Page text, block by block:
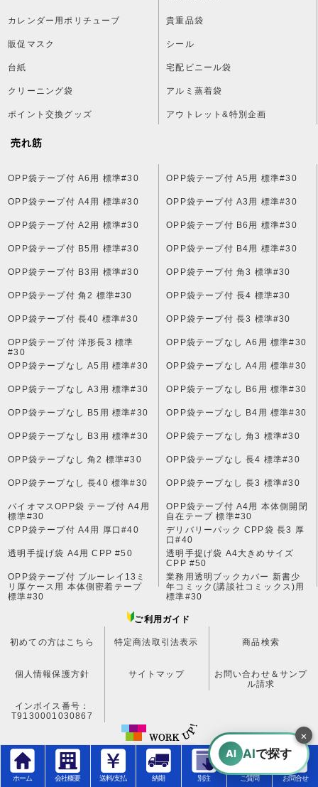
ホーム 会社概要 送料/支払 納期 別注 ご質問 お問合せ
カレンダー用ポリチューブ 貴重品袋
販促マスク シール
台紙 宅配ビニール袋
クリーニング袋 アルミ蒸着袋
ポイント交換グッズ アウトレット&特別企画
売れ筋
OPP袋テープ付 A6用 標準#30 OPP袋テープ付 A5用 標準#30
OPP袋テープ付 A4用 標準#30 OPP袋テープ付 A3用 標準#30
OPP袋テープ付 A2用 標準#30 OPP袋テープ付 B6用 標準#30
OPP袋テープ付 B5用 標準#30 OPP袋テープ付 B4用 標準#30
OPP袋テープ付 B3用 標準#30 OPP袋テープ付 角3 標準#30
OPP袋テープ付 角2 標準#30 OPP袋テープ付 長4 標準#30
OPP袋テープ付 長40 標準#30 OPP袋テープ付 長3 標準#30
OPP袋テープ付 洋形長3 標準
#30
OPP袋テープなし A6用 標準#30
OPP袋テープなし A5用 標準#30 OPP袋テープなし A4用 標準#30
OPP袋テープなし A3用 標準#30 OPP袋テープなし B6用 標準#30
OPP袋テープなし B5用 標準#30 OPP袋テープなし B4用 標準#30
OPP袋テープなし B3用 標準#30 OPP袋テープなし 角3 標準#30
OPP袋テープなし 角2 標準#30 OPP袋テープなし 長4 標準#30
OPP袋テープなし 長40 標準#30 OPP袋テープなし 長3 標準#30
バイオマスOPP袋 テープ付 A4用
標準#30
OPP袋テープ付 A4用 本体側開閉
自在テープ 標準#30
CPP袋テープ付 A4用 厚口#40
デリバリーパック CPP袋 長3 厚
口#40
透明手提げ袋 A4用 CPP #50
透明手提げ袋 A4大きめサイズ
CPP #50
OPP袋テープ付 ブルーレイ13ミ
リ厚ケース用 本体側密着テープ
標準#30
業務用透明ブックカバー 新書少
年コミック(講談社コミックス)用
標準#30
ご利用ガイド
初めての方はこちら 特定商法取引法表示 商品検索
個人情報保護方針 サイトマップ
お問い合わせ＆サンプ
ル請求
インボイス番号：
T9130001030867
ワークアップ株式会社
AI AIで探す
×